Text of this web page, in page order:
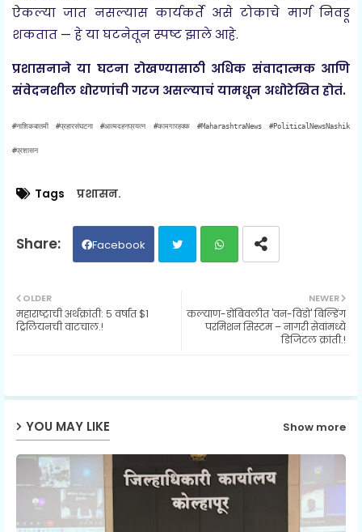
ऐकल्या जात नसल्यास कार्यकर्ते असे टोकाचे मार्ग निवडू
शकतात — हे या घटनेतून स्पष्ट झाले आहे.
प्रशासनाने या घटना रोखण्यासाठी अधिक संवादात्मक आणि
संवेदनशील धोरणांची गरज असल्याचं यामधून अधोरेखित होतं.
#नाशिकबातमी #प्रहारसंघटना #आत्मदहनप्रयत्न #कामगारहक्क #MaharashtraNews #PoliticalNewsNashik
#प्रशासन
Tags प्रशासन.
Facebook
ats
NEWER
कल्याण-डोंबिवलीत 'वन-विंडो' बिल्डिंग
परमिशन सिस्टम – नागरी सेवांमध्ये
डिजिटल क्रांती.!
OLDER
महाराष्ट्राची अर्थक्रांती: ५ वर्षांत $1
ट्रिलियनची वाटचाल.!
YOU MAY LIKE Show more